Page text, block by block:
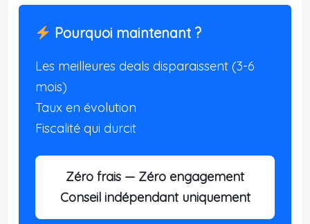
Pourquoi maintenant ?
Les meilleures deals disparaissent (3-6
mois)
Taux en évolution
Fiscalité qui durcit
Zéro frais — Zéro engagement
Conseil indépendant uniquement